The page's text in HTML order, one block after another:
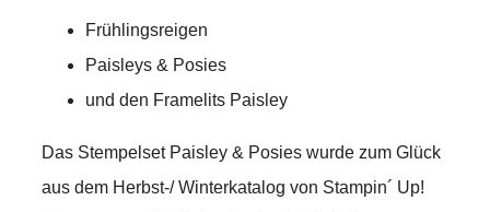
Frühlingsreigen
Paisleys & Posies
und den Framelits Paisley
Das Stempelset Paisley & Posies wurde zum Glück
aus dem Herbst-/ Winterkatalog von Stampin´ Up!